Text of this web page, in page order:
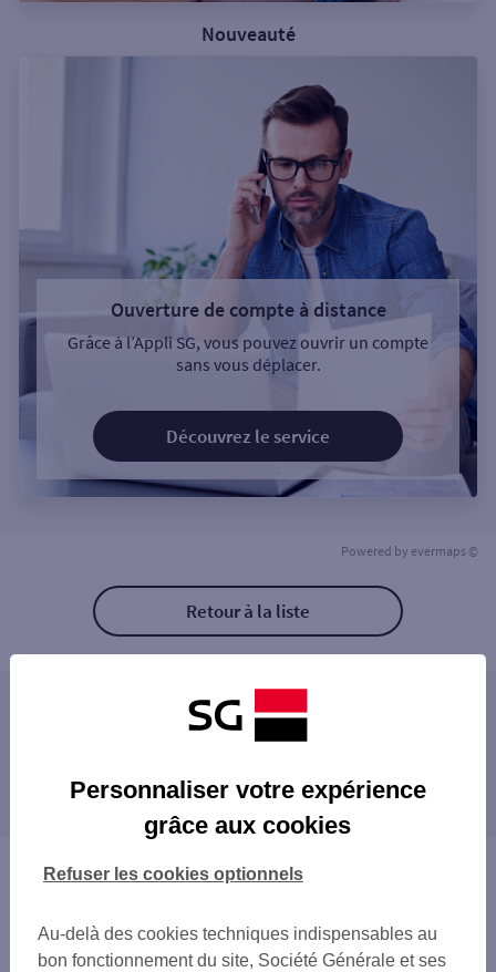
Nouveauté
Ouverture de compte à distance
Grâce à l’Appli SG, vous pouvez ouvrir un compte
sans vous déplacer.
Découvrez le service
Powered by evermaps ©
Retour à la liste
Les agences SG ENTREPRISE à proximité
SAINT-BONNET-DE-MURE
proximité
PIERRE-BÉNITE
SAINT-GENIS-LAVAL
LYON
Vous êtes ici : Accueil
Personnaliser votre expérience
grâce aux cookies
Au-delà des cookies techniques indispensables au
bon fonctionnement du site, Société Générale et ses
Refuser les cookies optionnels